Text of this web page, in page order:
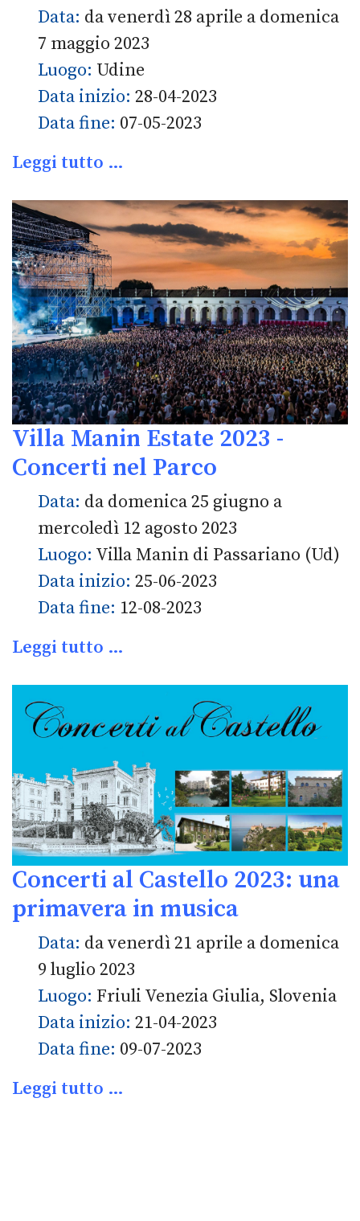
Data: da venerdì 28 aprile a domenica
7 maggio 2023
Luogo: Udine
Data inizio: 28-04-2023
Data fine: 07-05-2023
Leggi tutto …
Villa Manin Estate 2023 -
Concerti nel Parco
Data: da domenica 25 giugno a
mercoledì 12 agosto 2023
Luogo: Villa Manin di Passariano (Ud)
Data inizio: 25-06-2023
Data fine: 12-08-2023
Leggi tutto …
Concerti al Castello 2023: una
primavera in musica
Data: da venerdì 21 aprile a domenica
9 luglio 2023
Luogo: Friuli Venezia Giulia, Slovenia
Data inizio: 21-04-2023
Data fine: 09-07-2023
Leggi tutto …